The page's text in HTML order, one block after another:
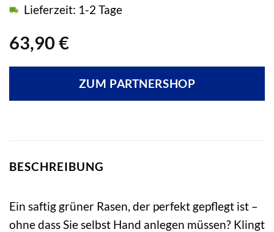
63,90 €
Lieferzeit: 1-2 Tage
ZUM PARTNERSHOP
BESCHREIBUNG
Ein saftig grüner Rasen, der perfekt gepflegt ist –
ohne dass Sie selbst Hand anlegen müssen? Klingt